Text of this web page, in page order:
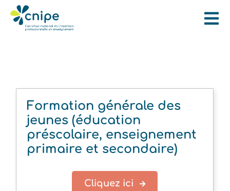
Formation générale des
jeunes (éducation
préscolaire, enseignement
primaire et secondaire)
Cliquez ici